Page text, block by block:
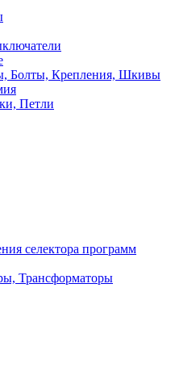
Болты, Крепления, Шкивы
Петли
селектора программ
Трансформаторы